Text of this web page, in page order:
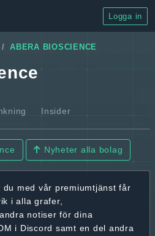
Logga in
ABERA BIOSCIENCE
Insider
Nyheter alla bolag
du med vår premiumtjänst får
i alla grafer,
notiser för dina
i Discord samt en del andra